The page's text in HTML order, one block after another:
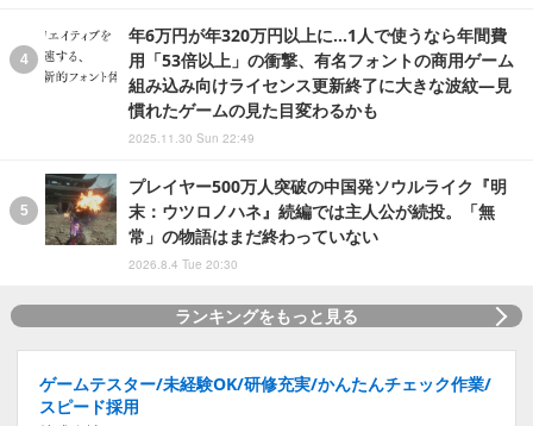
年6万円が年320万円以上に…1人で使うなら年間費
用「53倍以上」の衝撃、有名フォントの商用ゲーム
組み込み向けライセンス更新終了に大きな波紋―見
慣れたゲームの見た目変わるかも
2025.11.30 Sun 22:49
プレイヤー500万人突破の中国発ソウルライク『明
末：ウツロノハネ』続編では主人公が続投。「無
常」の物語はまだ終わっていない
2026.8.4 Tue 20:30
ランキングをもっと見る
ゲームテスター/未経験OK/研修充実/かんたんチェック作業/
スピード採用